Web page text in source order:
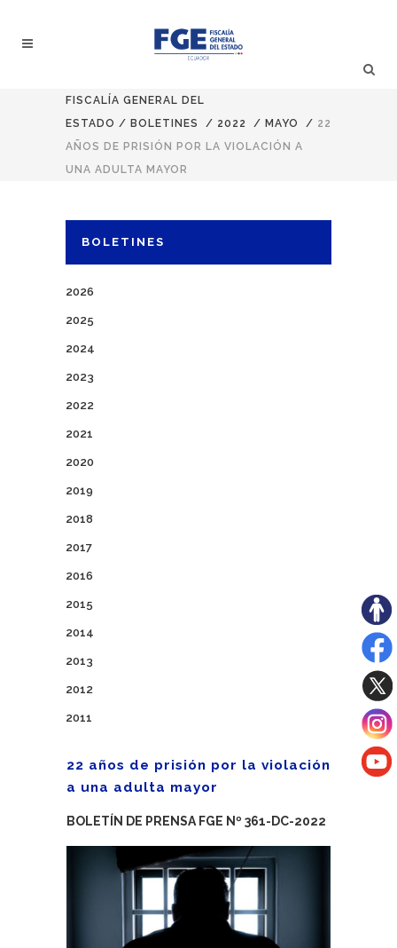
FISCALÍA GENERAL DEL
ESTADO / BOLETINES / 2022 / MAYO / 22
AÑOS DE PRISIÓN POR LA VIOLACIÓN A
UNA ADULTA MAYOR
BOLETINES
2026
2025
2024
2023
2022
2021
2020
2019
2018
2017
2016
2015
2014
2013
2012
2011
22 años de prisión por la violación
a una adulta mayor
BOLETÍN DE PRENSA FGE Nº 361-DC-2022